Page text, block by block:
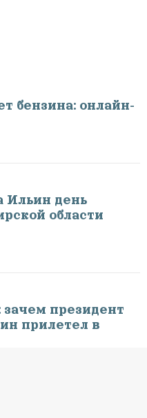
бензина: онлайн-
Ильин день
области
зачем президент
прилетел в